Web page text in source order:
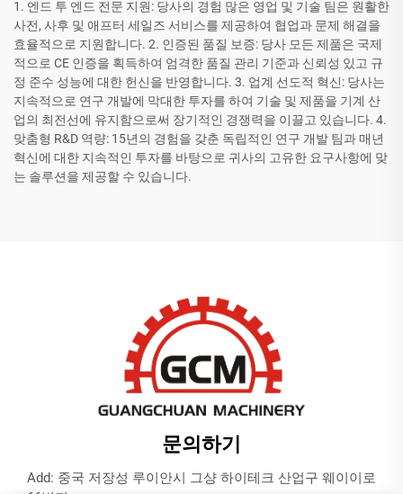
1. 엔드 투 엔드 전문 지원: 당사의 경험 많은 영업 및 기술 팀은 원활한
사전, 사후 및 애프터 세일즈 서비스를 제공하여 협업과 문제 해결을
효율적으로 지원합니다. 2. 인증된 품질 보증: 당사 모든 제품은 국제
적으로 CE 인증을 획득하여 엄격한 품질 관리 기준과 신뢰성 있고 규
정 준수 성능에 대한 헌신을 반영합니다. 3. 업계 선도적 혁신: 당사는
지속적으로 연구 개발에 막대한 투자를 하여 기술 및 제품을 기계 산
업의 최전선에 유지함으로써 장기적인 경쟁력을 이끌고 있습니다. 4.
맞춤형 R&D 역량: 15년의 경험을 갖춘 독립적인 연구 개발 팀과 매년
혁신에 대한 지속적인 투자를 바탕으로 귀사의 고유한 요구사항에 맞
는 솔루션을 제공할 수 있습니다.
문의하기
Add: 중국 저장성 루이안시 그샹 하이테크 산업구 웨이이로